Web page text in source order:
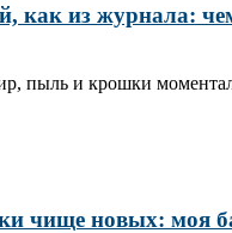
как из журнала:
пыль и крошки
чище новых: моя